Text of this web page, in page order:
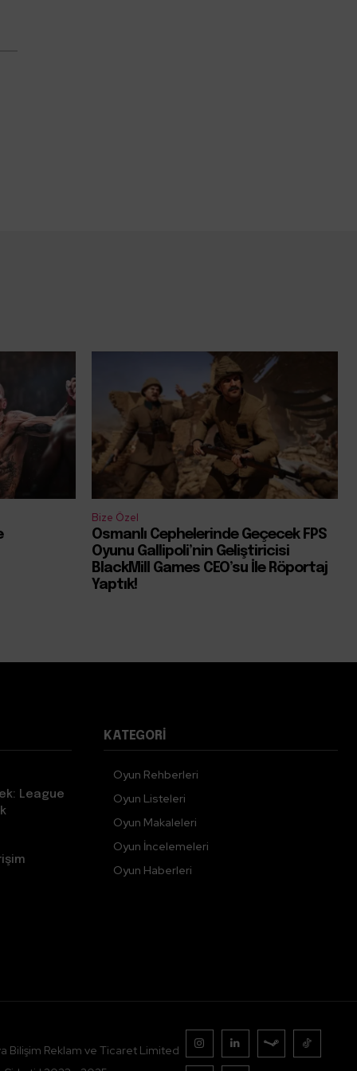
Bize Özel
Osmanlı Cephelerinde Geçecek FPS
Oyunu Gallipoli’nin Geliştiricisi
BlackMill Games CEO’su İle Röportaj
Yaptık!
League
KATEGORI
Oyun Rehberleri
Oyun Listeleri
Oyun Makaleleri
Oyun İncelemeleri
Oyun Haberleri
Bilişim Reklam ve Ticaret Limited